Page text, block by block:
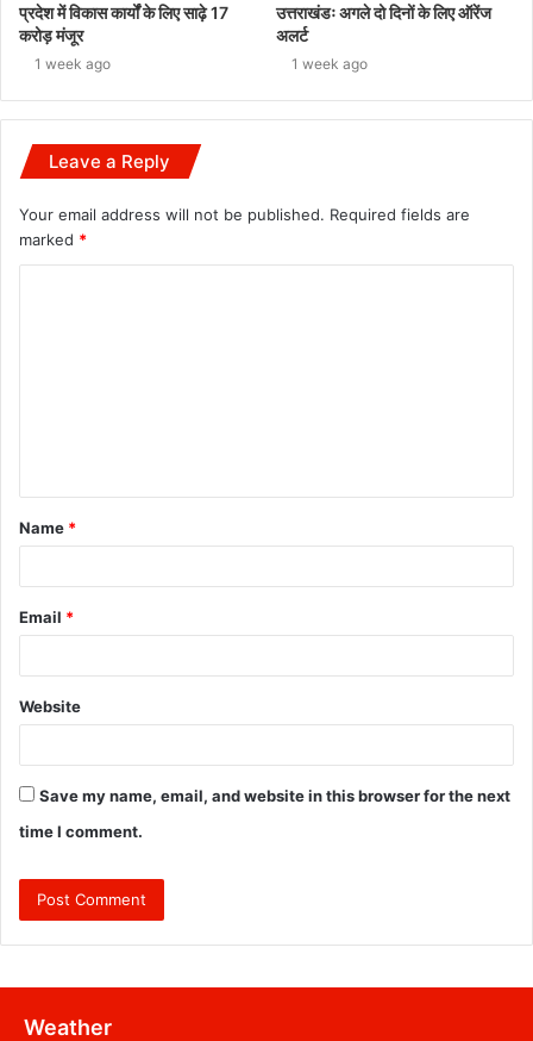
प्रदेश में विकास कार्यों के लिए साढ़े 17
करोड़ मंजूर
1 week ago
उत्तराखंडः अगले दो दिनों के लिए ऑरेंज
अलर्ट
1 week ago
Leave a Reply
Your email address will not be published. Required fields are
marked *
t
*
Name *
Email *
Website
Save my name, email, and website in this browser for the next
time I comment.
Weather